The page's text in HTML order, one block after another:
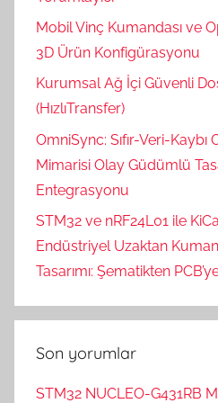
Mobil Vinç Kumandası ve
3D Ürün Konfigürasyonu
Kurumsal Ağ İçi Güvenli
(HızlıTransfer)
OmniSync: Sıfır-Veri-Kaybı
Mimarisi Olay Güdümlü
Entegrasyonu
STM32 ve nRF24L01 ile
Endüstriyel Uzaktan
Tasarımı: Şematikten
Son yorumlar
STM32 NUCLEO-G431RB